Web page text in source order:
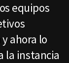
equipos
ahora lo
la instancia